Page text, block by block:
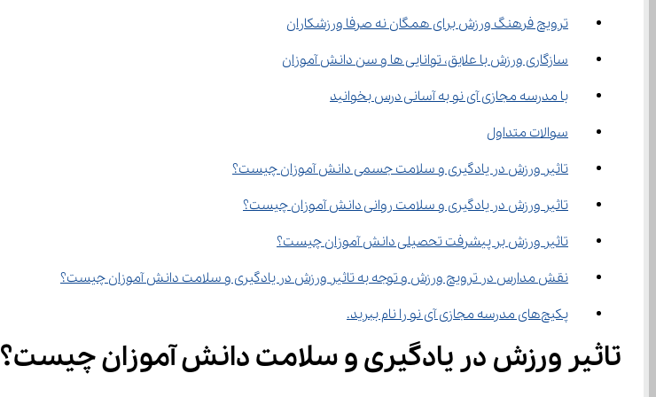
ترویج فرهنگ ورزش برای همگان نه صرفا ورزشکاران
سازگاری ورزش با علایق، توانایی ها و سن دانش آموزان
با مدرسه مجازی آی نو به آسانی درس بخوانید
سوالات متداول
تاثیر ورزش در یادگیری و سلامت جسمی دانش آموزان چیست؟
تاثیر ورزش در یادگیری و سلامت روانی دانش آموزان چیست؟
تاثیر ورزش بر پیشرفت تحصیلی دانش آموزان چیست؟
نقش مدارس در ترویج ورزش و توجه به تاثیر ورزش در یادگیری و سلامت دانش آموزان چیست؟
پکیج‌های مدرسه مجازی آی نو را نام ببرید.
تاثیر ورزش در یادگیری و سلامت دانش آموزان چیست؟